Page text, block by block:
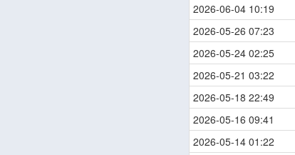
2026-06-04 10:19
2026-05-26 07:23
2026-05-24 02:25
2026-05-21 03:22
2026-05-18 22:49
2026-05-16 09:41
2026-05-14 01:22